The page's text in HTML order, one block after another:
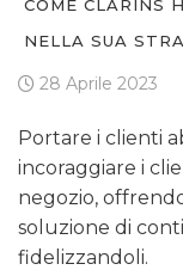
COME CLARINS
NELLA SUA
28 Aprile 2023
Portare i clienti
incoraggiare i
negozio,
soluzione di
fidelizzandoli.